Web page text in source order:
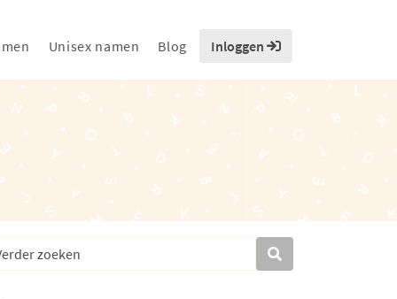
Unisex namen Blog Inloggen